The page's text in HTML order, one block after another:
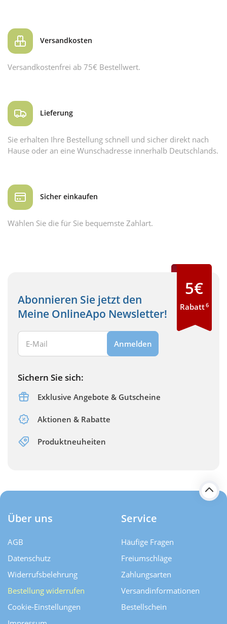
Versandkosten
Versandkostenfrei ab 75€ Bestellwert.
Lieferung
Sie erhalten Ihre Bestellung schnell und sicher direkt nach
Hause oder an eine Wunschadresse innerhalb Deutschlands.
Sicher einkaufen
Wählen Sie die für Sie bequemste Zahlart.
Abonnieren Sie jetzt den
Meine OnlineApo Newsletter!
Ihre E-Mail Adresse:
Anmelden
Sichern Sie sich:
Exklusive Angebote & Gutscheine
Aktionen & Rabatte
Produktneuheiten
5€
Rabatt6
Über uns
AGB
Datenschutz
Widerrufsbelehrung
Bestellung widerrufen
Cookie-Einstellungen
Service
Häufige Fragen
Freiumschläge
Zahlungsarten
Versand­informationen
Bestellschein